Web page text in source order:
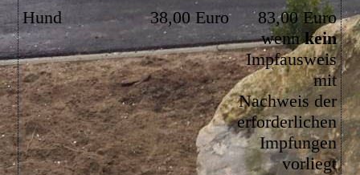
Hund
38,00 Euro
83,00 Euro
wennkein
Impfausweis
mit
Nachweis der
erforderlichen
Impfungen
vorliegt